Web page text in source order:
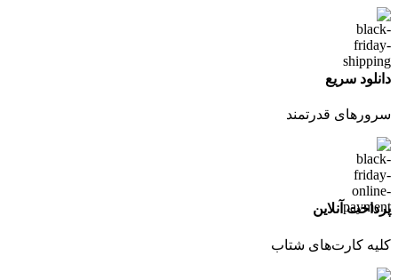
دانلود سریع
سرورهای قدرتمند
پرداخت آنلاین
کلیه کارت‌های شتاب